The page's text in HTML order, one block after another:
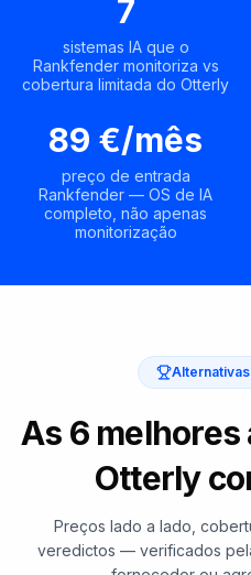
7
sistemas IA que o
Rankfender monitoriza vs
cobertura limitada do Otterly
89 €/mês
preço de entrada
Rankfender — OS de IA
completo, não apenas
monitorização
As 6
Otterly
Preços lado a lado,
veredictos — verificados